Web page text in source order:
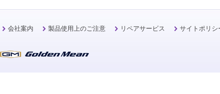
会社案内 製品使用上のご注意 リペアサービス サイトポリシ